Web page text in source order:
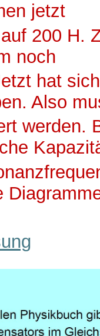
jetzt
200 H.
noch
hat
Also
werden.